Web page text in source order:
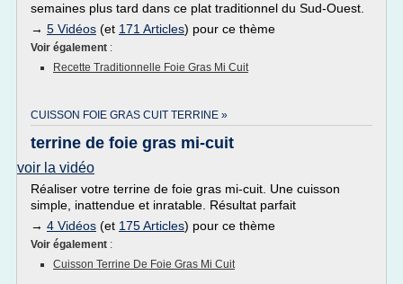
semaines plus tard dans ce plat traditionnel du Sud-Ouest.
→ 5 Vidéos (et 171 Articles) pour ce thème
Voir également :
Recette Traditionnelle Foie Gras Mi Cuit
CUISSON FOIE GRAS CUIT TERRINE »
terrine de foie gras mi-cuit
voir la vidéo
Réaliser votre terrine de foie gras mi-cuit. Une cuisson
simple, inattendue et inratable. Résultat parfait
→ 4 Vidéos (et 175 Articles) pour ce thème
Voir également :
Cuisson Terrine De Foie Gras Mi Cuit